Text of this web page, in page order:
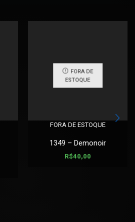
FORA DE
ESTOQUE
FORA DE ESTOQUE
1349 – Demonoir
R$40,00